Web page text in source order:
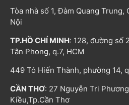
Tòa nhà số 1, Đàm Quang Trung,
Nội
TP.HỒ CHÍ MINH: 128, đường số
Tân Phong, q.7, HCM
449 Tô Hiến Thành, phường 14,
CẦN THƠ: 27 Nguyễn Tri
Kiều,Tp.Cần Thơ